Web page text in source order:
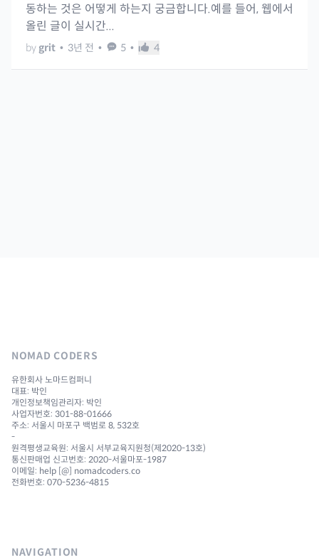
동하는 것은 어떻게 하는지 궁금합니다.예를 들어, 웹에서
올린 글이 실시간...
by grit • 3년 전 • 5 • 4
NOMAD CODERS
유한회사 노마드컴퍼니
대표: 박인
개인정보책임관리자: 박인
사업자번호: 301-88-01666
주소: 서울시 마포구 백범로 8, 532호
-
원격평생교육원: 서울시 서부교육지원청(제2020-13호)
통신판매업 신고번호: 2020-서울마포-1987
이메일: help [@] nomadcoders.co
전화번호: 070-5236-4815
NAVIGATION